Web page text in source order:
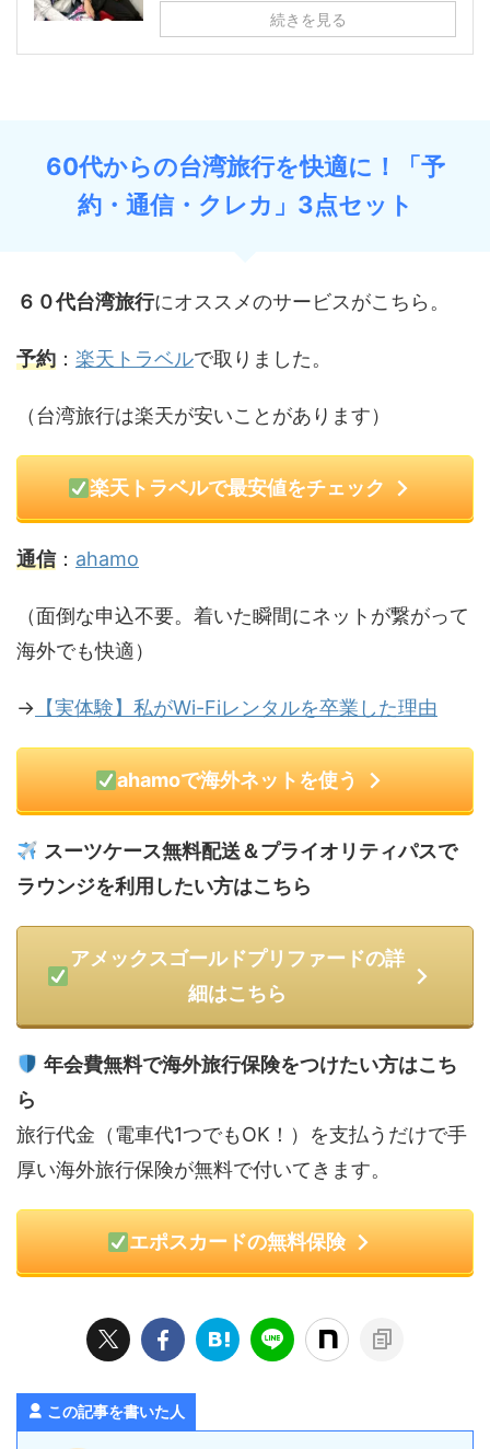
続きを見る
60代からの台湾旅行を快適に！「予
約・通信・クレカ」3点セット
６０代台湾旅行にオススメのサービスがこちら。
予約 ： 楽天トラベルで取りました。
（台湾旅行は楽天が安いことがあります）
楽天トラベルで最安値をチェック
通信： ahamo
（面倒な申込不要。着いた瞬間にネットが繋がって
海外でも快適）
→ 【実体験】私がWi-Fiレンタルを卒業した理由
ahamoで海外ネットを使う
スーツケース無料配送＆プライオリティパスで
ラウンジを利用したい方はこちら
アメックスゴールドプリファードの詳
細はこちら
年会費無料で海外旅行保険をつけたい方はこち
ら
旅行代金（電車代1つでもOK！）を支払うだけで手
厚い海外旅行保険が無料で付いてきます。
エポスカードの無料保険
この記事を書いた人